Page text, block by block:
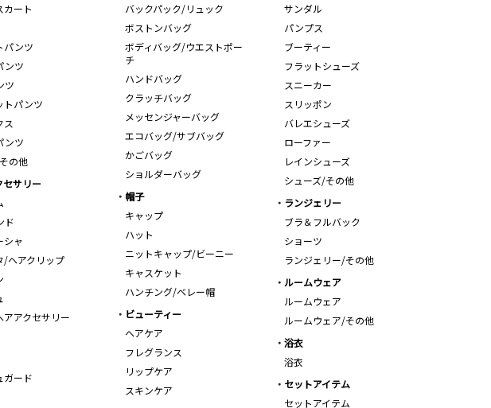
カート
パンツ
ンツ
ツ
トパンツ
ス
ンツ
の他
バックパック/リュック
ボストンバッグ
ボディバッグ/ウエストポー
チ
ハンドバッグ
クラッチバッグ
メッセンジャーバッグ
エコバッグ/サブバッグ
かごバッグ
ショルダーバッグ
サンダル
パンプス
ブーティー
フラットシューズ
スニーカー
スリッポン
バレエシューズ
ローファー
レインシューズ
シューズ/その他
セサリー
ド
シャ
/ヘアクリップ
アアクセサリー
帽子
キャップ
ハット
ニットキャップ/ビーニー
キャスケット
ハンチング/ベレー帽
ランジェリー
ブラ＆フルバック
ショーツ
ランジェリー/その他
ルームウェア
ルームウェア
ルームウェア/その他
ビューティー
ヘアケア
フレグランス
リップケア
スキンケア
ガード
浴衣
浴衣
セットアイテム
セットアイテム